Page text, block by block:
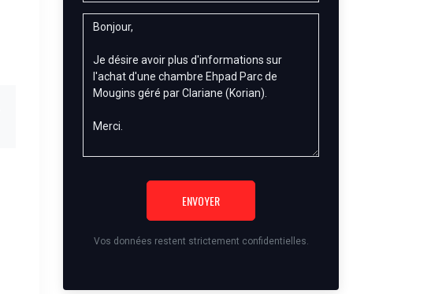
ENVOYER
Vos données restent strictement confidentielles.